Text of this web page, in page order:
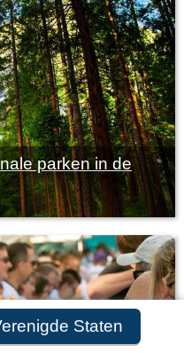
Staten
parken in de